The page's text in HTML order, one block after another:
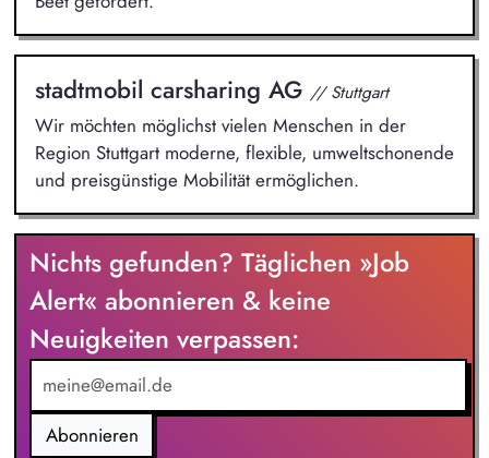
stadtmobil carsharing AG // Stuttgart
Wir möchten möglichst vielen Menschen in der
Region Stuttgart moderne, flexible, umweltschonende
und preisgünstige Mobilität ermöglichen.
Nichts gefunden? Täglichen »Job
Alert« abonnieren & keine
Neuigkeiten verpassen:
Abonnieren